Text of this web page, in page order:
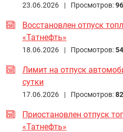
23.06.2026 | Просмотров:
Восстановлен отпуск
«Татнефть»
18.06.2026 | Просмотров:
Лимит на отпуск
сутки
17.06.2026 | Просмотров:
Приостановлен отпуск
«Татнефть»